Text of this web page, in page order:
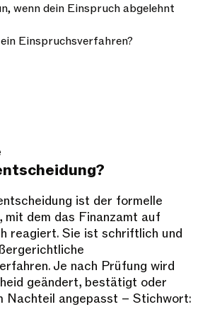
wenn dein Einspruch abgelehnt
Einspruchsverfahren?
ist der formelle
mit dem das Finanzamt auf
reagiert. Sie ist schriftlich und
Je nach Prüfung wird
geändert, bestätigt oder
Nachteil angepasst – Stichwort: